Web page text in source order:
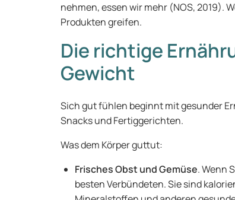
nehmen, essen wir mehr (NOS, 2019).
Produkten greifen.
Die richtige
Gewicht
Sich gut fühlen beginnt mit gesunder
Snacks und Fertiggerichten.
Was dem Körper guttut:
Frisches Obst und Gemüse. Wenn
besten Verbündeten. Sie sind